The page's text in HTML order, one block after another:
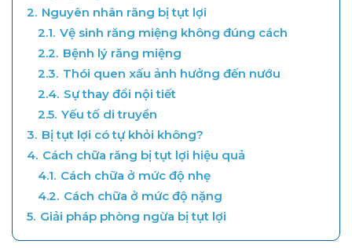
2. Nguyên nhân răng bị tụt lợi
2.1. Vệ sinh răng miệng không đúng cách
2.2. Bệnh lý răng miệng
2.3. Thói quen xấu ảnh hưởng đến nướu
2.4. Sự thay đổi nội tiết
2.5. Yếu tố di truyền
3. Bị tụt lợi có tự khỏi không?
4. Cách chữa răng bị tụt lợi hiệu quả
4.1. Cách chữa ở mức độ nhẹ
4.2. Cách chữa ở mức độ nặng
5. Giải pháp phòng ngừa bị tụt lợi